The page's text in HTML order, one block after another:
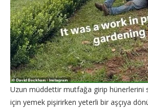
Uzun müddettir mutfağa girip hünerlerini
için yemek pişirirken yeterli bir aşçıya